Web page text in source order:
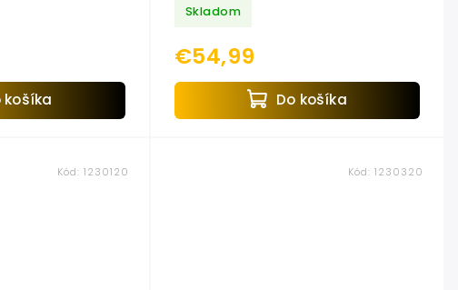
košíka
Skladom
€54,99
Do košíka
Kód: 1230120 Kód: 1230320